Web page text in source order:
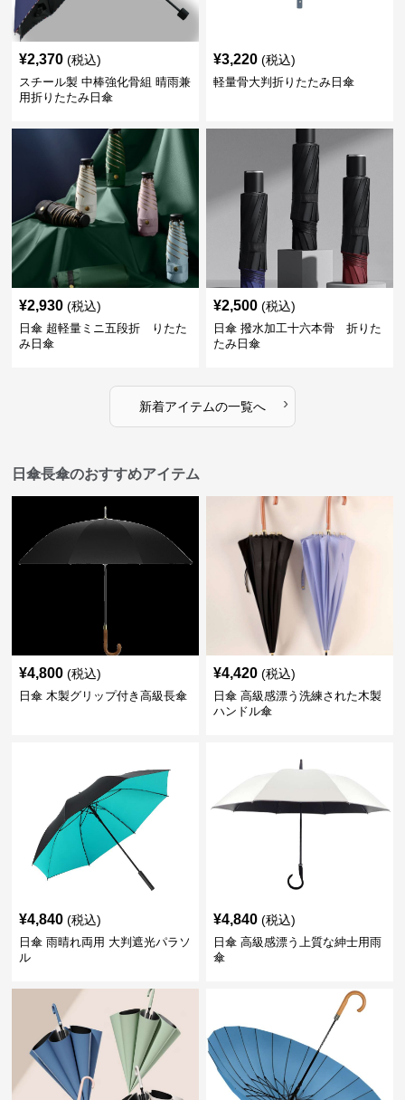
¥2,370 (税込)
スチール製 中棒強化骨組 晴雨兼
用折りたたみ日傘
¥3,220 (税込)
軽量骨大判折りたたみ日傘
¥2,930 (税込)
日傘 超軽量ミニ五段折 りたた
み日傘
¥2,500 (税込)
日傘 撥水加工十六本骨 折りた
たみ日傘
新着アイテムの一覧へ ›
日傘長傘のおすすめアイテム
¥4,800 (税込)
日傘 木製グリップ付き高級長傘
¥4,420 (税込)
日傘 高級感漂う洗練された木製
ハンドル傘
¥4,840 (税込)
日傘 雨晴れ両用 大判遮光パラソ
ル
¥4,840 (税込)
日傘 高級感漂う上質な紳士用雨
傘